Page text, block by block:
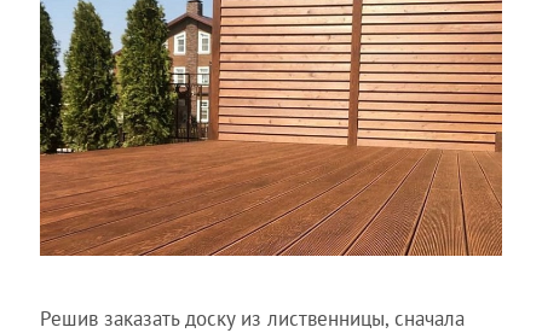
Решив заказать доску из лиственницы, сначала